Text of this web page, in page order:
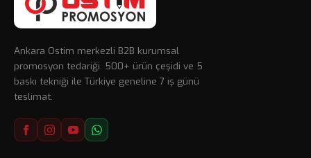
Ankara Ostim merkezli B2B kurumsal
promosyon tedariği. 500+ ürün çeşidi ve 5
baskı tekniği ile Türkiye geneline 7 iş günü
teslimat.